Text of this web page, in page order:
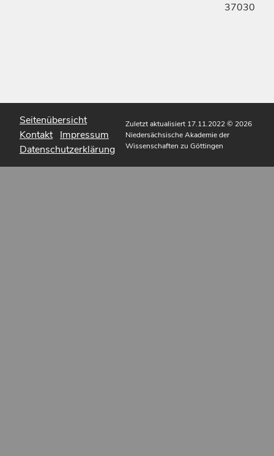
37030
Seitenübersicht
Kontakt Impressum
Datenschutzerklärung
Zuletzt aktualisiert 17.11.2022© 2026
Niedersächsische Akademie der
Wissenschaften zu Göttingen